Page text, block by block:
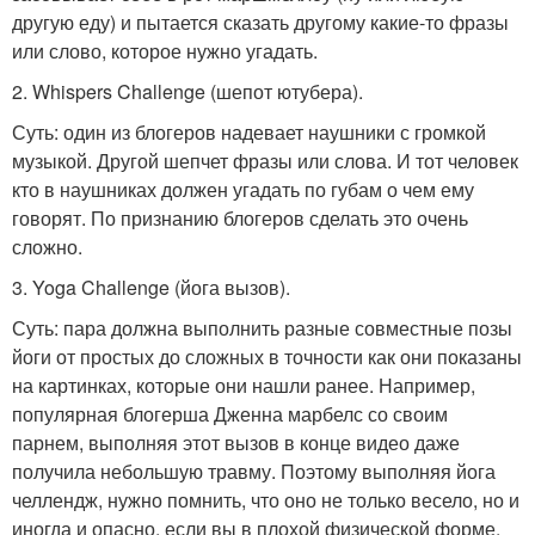
другую еду) и пытается сказать другому какие-то фразы
или слово, которое нужно угадать.
2. Whispers Challenge (шепот ютубера).
Суть: один из блогеров надевает наушники с громкой
музыкой. Другой шепчет фразы или слова. И тот человек
кто в наушниках должен угадать по губам о чем ему
говорят. По признанию блогеров сделать это очень
сложно.
3. Yoga Challenge (йога вызов).
Суть: пара должна выполнить разные совместные позы
йоги от простых до сложных в точности как они показаны
на картинках, которые они нашли ранее. Например,
популярная блогерша Дженна марбелс со своим
парнем, выполняя этот вызов в конце видео даже
получила небольшую травму. Поэтому выполняя йога
челлендж, нужно помнить, что оно не только весело, но и
иногда и опасно, если вы в плохой физической форме.